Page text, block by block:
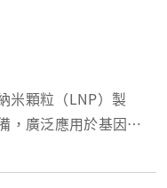
米顆粒（LNP）製
，廣泛應用於基因治
運輸核酸藥物，保證